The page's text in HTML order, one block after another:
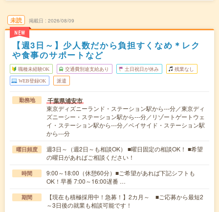
未読
NEW
掲載日 2026/08/09
【週3日～】少人数だから負担すくなめ＊レク
や食事のサポートなど
職種未経験OK 交通費別途支給あり 土日祝日が休み 残業なし
WEB登録OK 派遣
勤務地 千葉県浦安市
東京ディズニーランド・ステーション駅から---分／東京ディ
ズニーシー・ステーション駅から---分／リゾートゲートウェ
イ・ステーション駅から---分／ベイサイド・ステーション駅
から---分
曜日頻度
週3日～（週2日～も相談OK） ■曜日固定の相談OK！ ■希望
の曜日があればご相談ください！
時間
9:00～18:00（休憩60分）■ご希望があれば下記シフトも
OK！早番 7:00～16:00遅番 …
期間
【現在も積極採用中！急募！】2カ月～ ■ご応募から最短2
～3日後の就業も相談可能です！